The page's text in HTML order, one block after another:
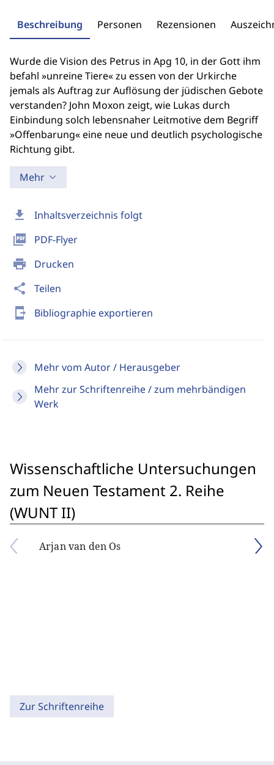
download Inhaltsverzeichnis folgt
picture_as_pdf PDF-Flyer
print Drucken
share Teilen
send_to_mobile Bibliographie exportieren
Mehr vom Autor / Herausgeber
Mehr zur Schriftenreihe / zum mehrbändigen
Werk
Beschreibung Personen Rezensionen
Wurde die Vision des Petrus in Apg 10, in der Gott ihm
befahl »unreine Tiere« zu essen von der Urkirche
jemals als Auftrag zur Auflösung der jüdischen Gebote
verstanden? John Moxon zeigt, wie Lukas durch
Einbindung solch lebensnaher Leitmotive dem Begriff
»Offenbarung« eine neue und deutlich psychologische
Richtung gibt.
Mehr
Wissenschaftliche Untersuchungen
zum Neuen Testament 2. Reihe
(WUNT II)
Arjan van den Os
Zur Schriftenreihe